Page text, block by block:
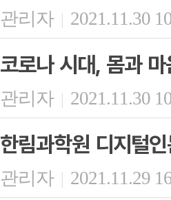
관리자 | 2021.11.30
코로나 시대, 몸과
관리자 | 2021.11.30
한림과학원 디지털
관리자 | 2021.11.29